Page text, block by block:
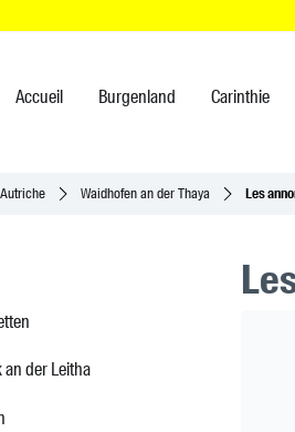
Accueil Burgenland Carinthie
Waidhofen an der Thaya Les
Navigation
an der Leitha